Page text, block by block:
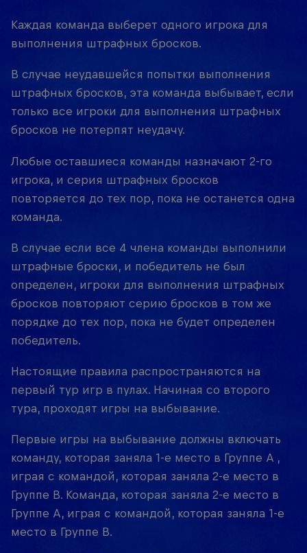
Каждая команда выберет одного игрока для
выполнения штрафных бросков.
В случае неудавшейся попытки выполнения
штрафных бросков, эта команда выбывает, если
только все игроки для выполнения штрафных
бросков не потерпят неудачу.
Любые оставшиеся команды назначают 2-го
игрока, и серия штрафных бросков
повторяется до тех пор, пока не останется одна
команда.
В случае если все 4 члена команды выполнили
штрафные броски, и победитель не был
определен, игроки для выполнения штрафных
бросков повторяют серию бросков в том же
порядке до тех пор, пока не будет определен
победитель.
Настоящие правила распространяются на
первый тур игр в пулах. Начиная со второго
тура, проходят игры на выбывание.
Первые игры на выбывание должны включать
команду, которая заняла 1-е место в Группе А ,
играя с командой, которая заняла 2-е место в
Группе B. Команда, которая заняла 2-е место в
Группе A, играя с командой, которая заняла 1-е
место в Группе B.